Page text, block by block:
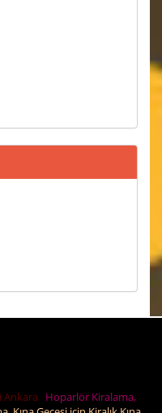
Ankara
Hoparlör Kiralama,